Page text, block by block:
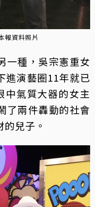
報資料照片
一種，吳宗憲重女
進演藝圈11年就已
氣質大器的女主
了兩件轟動的社會
兒子。